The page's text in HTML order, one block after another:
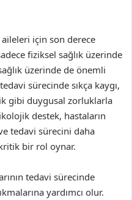
aileleri için son derece
fiziksel sağlık üzerinde
üzerinde de önemli
sürecinde sıkça kaygı,
gibi duygusal zorluklarla
destek, hastaların
tedavi sürecini daha
bir rol oynar.
tedavi sürecinde
yardımcı olur.